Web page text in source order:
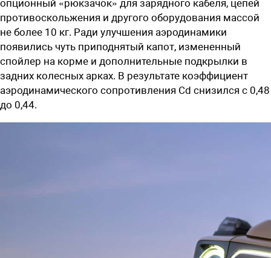
опционный «рюкзачок» для зарядного кабеля, цепей
противоскольжения и другого оборудования массой
не более 10 кг. Ради улучшения аэродинамики
появились чуть приподнятый капот, измененный
спойлер на корме и дополнительные подкрылки в
задних колесных арках. В результате коэффициент
аэродинамического сопротивления Cd снизился с 0,48
до 0,44.